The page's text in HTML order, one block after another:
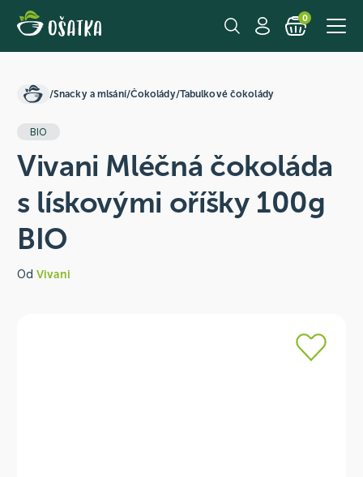
0
/Snacky a mlsání/Čokolády/Tabulkové čokolády
BIO
Vivani Mléčná čokoláda
s lískovými oříšky 100g
BIO
Od Vivani